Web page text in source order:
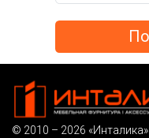
© 2010 – 2026 «Инталика»